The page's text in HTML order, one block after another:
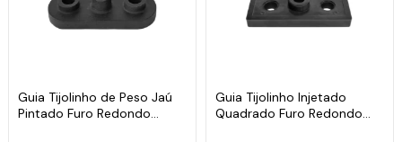
Guia Tijolinho de Peso Jaú
Pintado Furo Redondo
Guia Tijolinho Injetado
Quadrado Furo Redondo